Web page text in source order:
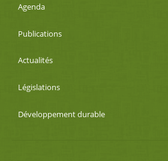
Agenda
Publications
Actualités
Législations
Développement durable